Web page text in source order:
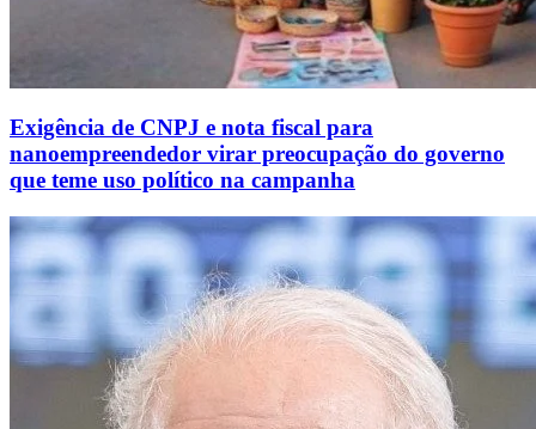
Exigência de CNPJ e nota fiscal para
nanoempreendedor virar preocupação do governo
que teme uso político na campanha